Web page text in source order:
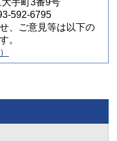
手町3番9号
592-6795
、ご意見等は以下の
。